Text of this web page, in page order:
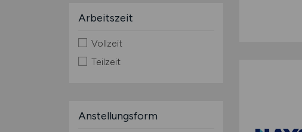
Arbeitszeit
Vollzeit
Teilzeit
Anstellungsform